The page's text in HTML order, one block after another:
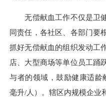
无偿献血工作不仅是卫健
同责任，各社区、各部门要
抓好无偿献血的组织发动工
店、大型商场等单位员工踊
与者的领域，鼓励健康适龄
毫升/人）。辖区内规模企业